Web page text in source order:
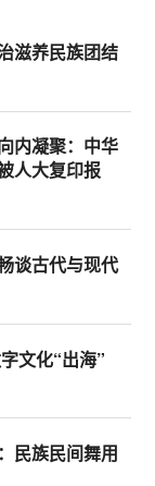
滋养民族团结
内凝聚：中华
人大复印报
谈古代与现代
文化“出海”
民族民间舞用